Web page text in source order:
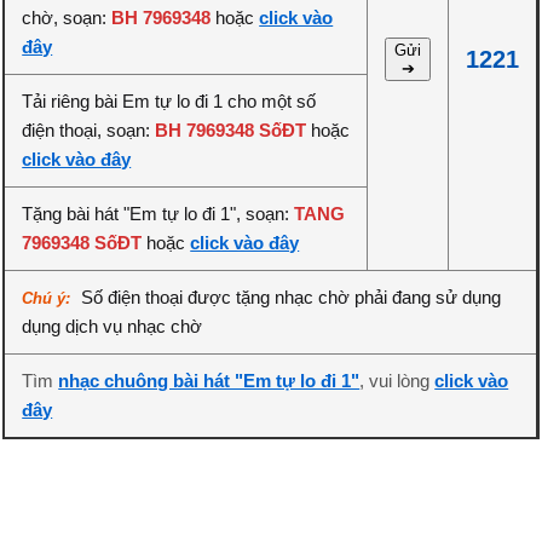
Gửi
➔
1221
chờ, soạn: BH 7969348 hoặcclick vào
đây
Tải riêng bài Em tự lo đi 1 cho một số
điện thoại, soạn: BH 7969348 SốĐT hoặc
click vào đây
Tặng bài hát "Em tự lo đi 1", soạn:TANG
7969348 SốĐT hoặcclick vào đây
Chú ý:
Số điện thoại được tặng nhạc chờ phải đang sử dụng
dụng dịch vụ nhạc chờ
Tìm nhạc chuông bài hát "Em tự lo đi 1", vui lòngclick vào
đây